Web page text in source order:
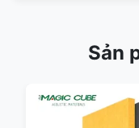
Sản